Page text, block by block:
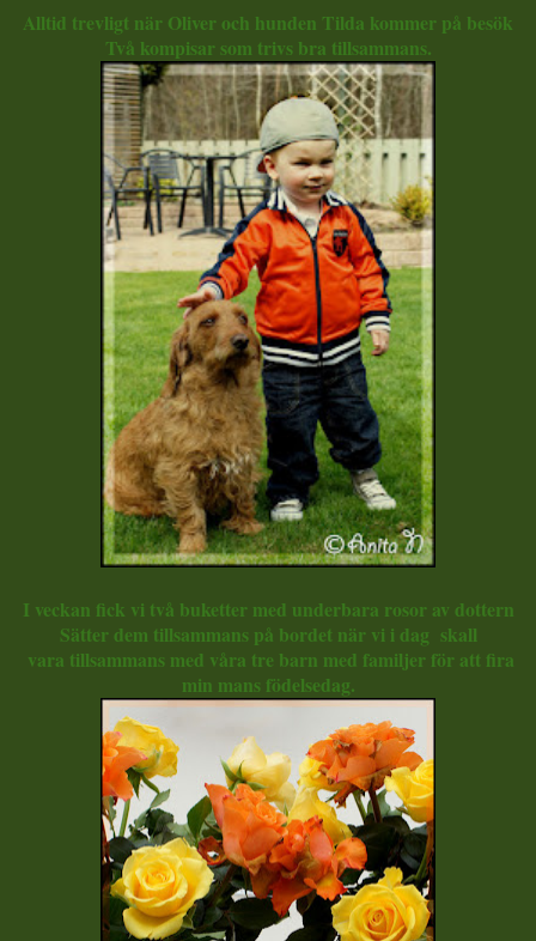
Alltid trevligt när Oliver och hunden Tilda kommer på besök
Två kompisar som trivs bra tillsammans.
I veckan fick vi två buketter med underbara rosor av dottern
Sätter dem tillsammans på bordet när vi i dag skall
vara tillsammans med våra tre barn med familjer för att fira
min mans födelsedag.